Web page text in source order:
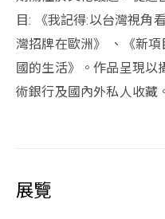
目: 《我記得:以台灣視角
灣招牌在歐洲》 、《新
國的生活》。作品呈現以
術銀行及國內外私人收藏
展覽